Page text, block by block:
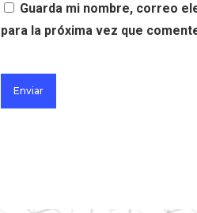
Guarda mi nombre, correo
para la próxima vez que